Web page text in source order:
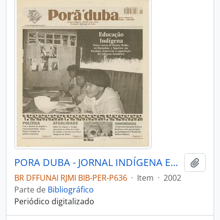
PORA DUBA - JORNAL INDÍGENA EDITADO PELA FUNAI - 2002 - Nº18
BR DFFUNAI RJMI BIB-PER-P636 · Item · 2002
Parte de Bibliográfico
Periódico digitalizado